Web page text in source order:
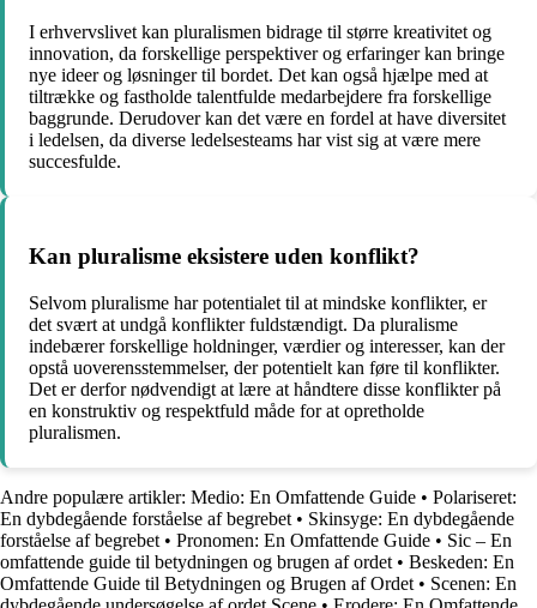
I erhvervslivet kan pluralismen bidrage til større kreativitet og
innovation, da forskellige perspektiver og erfaringer kan bringe
nye ideer og løsninger til bordet. Det kan også hjælpe med at
tiltrække og fastholde talentfulde medarbejdere fra forskellige
baggrunde. Derudover kan det være en fordel at have diversitet
i ledelsen, da diverse ledelsesteams har vist sig at være mere
succesfulde.
Kan pluralisme eksistere uden konflikt?
Selvom pluralisme har potentialet til at mindske konflikter, er
det svært at undgå konflikter fuldstændigt. Da pluralisme
indebærer forskellige holdninger, værdier og interesser, kan der
opstå uoverensstemmelser, der potentielt kan føre til konflikter.
Det er derfor nødvendigt at lære at håndtere disse konflikter på
en konstruktiv og respektfuld måde for at opretholde
pluralismen.
Andre populære artikler: Medio: En Omfattende Guide • Polariseret:
En dybdegående forståelse af begrebet • Skinsyge: En dybdegående
forståelse af begrebet • Pronomen: En Omfattende Guide • Sic – En
omfattende guide til betydningen og brugen af ordet • Beskeden: En
Omfattende Guide til Betydningen og Brugen af Ordet • Scenen: En